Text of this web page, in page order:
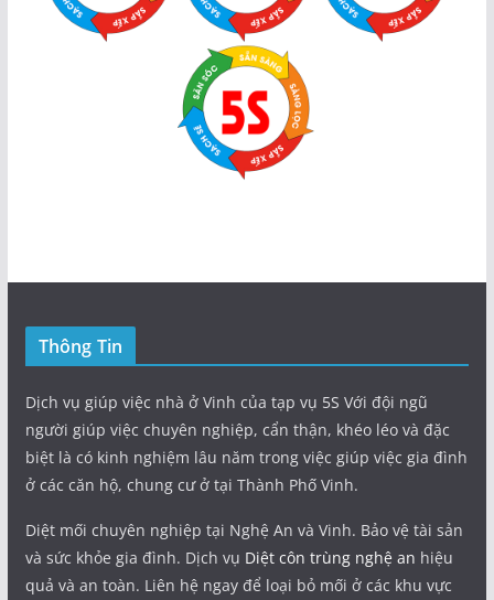
Thông Tin
Dịch vụ giúp việc nhà ở Vinh của tạp vụ 5S Với đội ngũ
người giúp việc chuyên nghiệp, cẩn thận, khéo léo và đặc
biệt là có kinh nghiệm lâu năm trong việc giúp việc gia đình
ở các căn hộ, chung cư ở tại Thành Phố Vinh.
Diệt mối chuyên nghiệp tại Nghệ An và Vinh. Bảo vệ tài sản
và sức khỏe gia đình. Dịch vụ Diệt côn trùng nghệ an hiệu
quả và an toàn. Liên hệ ngay để loại bỏ mối ở các khu vực